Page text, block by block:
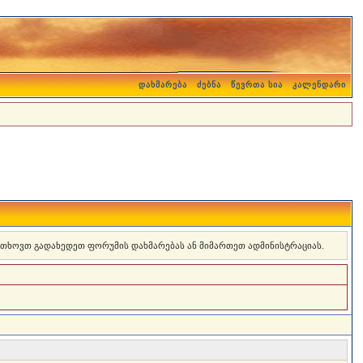
დახმარება ძებნა წევრთა სია კალენდარი
გადახედეთ ფორუმის დახმარებას ან მიმართეთ ადმინისტრაციას.